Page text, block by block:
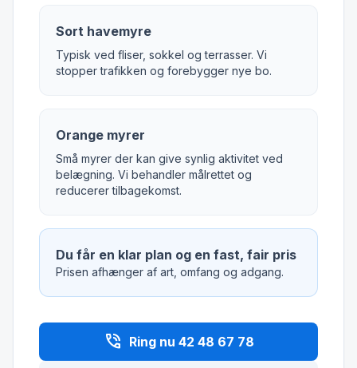
Sort havemyre
Typisk ved fliser, sokkel og terrasser. Vi
stopper trafikken og forebygger nye bo.
Orange myrer
Små myrer der kan give synlig aktivitet ved
belægning. Vi behandler målrettet og
reducerer tilbagekomst.
Du får en klar plan og en fast, fair pris
Prisen afhænger af art, omfang og adgang.
phone_in_talk Ring nu 42 48 67 78